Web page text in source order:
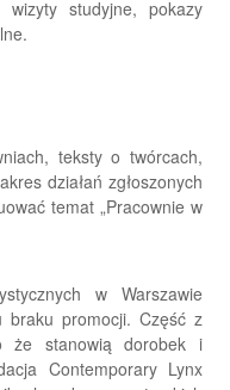
studyjne, pokazy
teksty o twórcach,
działań zgłoszonych
temat „Pracownie w
w Warszawie
braku promocji. Część z
że stanowią dorobek i
Contemporary Lynx